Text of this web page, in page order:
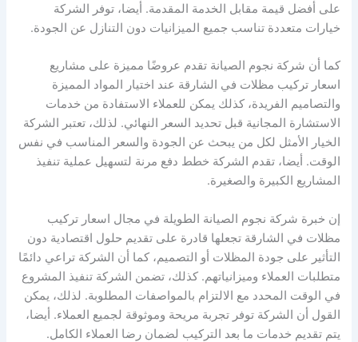
على أفضل قيمة مقابل الخدمة المقدمة. أيضا، توفر الشركة
خيارات متعددة تناسب جميع الميزانيات دون التنازل عن الجودة.
كما أن شركة نجوم الصيانة تقدم عروضًا مميزة على مشاريع
اسعار تركيب مظلات في الشارقة عند اختيار المواد المميزة
والتصاميم الفريدة، كذلك يمكن للعملاء الاستفادة من خدمات
الاستشارة المجانية قبل تحديد السعر النهائي. لذلك، تعتبر الشركة
الخيار الأمثل لكل من يبحث عن الجودة والسعر المناسب في نفس
الوقت. أيضا، تقدم الشركة خطط دفع مرنة لتسهيل عملية تنفيذ
المشاريع الكبيرة والصغيرة.
إن خبرة شركة نجوم الصيانة الطويلة في مجال اسعار تركيب
مظلات في الشارقة تجعلها قادرة على تقديم حلول اقتصادية دون
التأثير على جودة المظلات أو التصميم، كما أن الشركة تراعي دائمًا
متطلبات العملاء وميزانياتهم. كذلك، تضمن الشركة تنفيذ المشروع
في الوقت المحدد مع الالتزام بالمواصفات المطلوبة. لذلك، يمكن
القول أن الشركة توفر تجربة مريحة وموثوقة لجميع العملاء. أيضا،
يتم تقديم خدمات ما بعد التركيب لضمان رضا العملاء الكامل.